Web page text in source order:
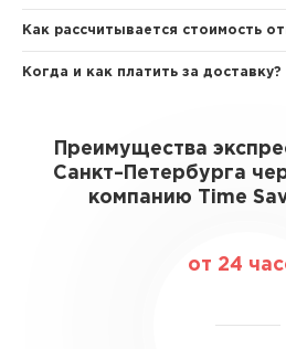
Как рассчитывается стоимость
Когда и как платить за доставку?
Преимущества
Санкт–Петербурга
компанию Time
от 24